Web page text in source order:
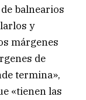
balnearios
y
márgenes
de
termina»,
«tienen las